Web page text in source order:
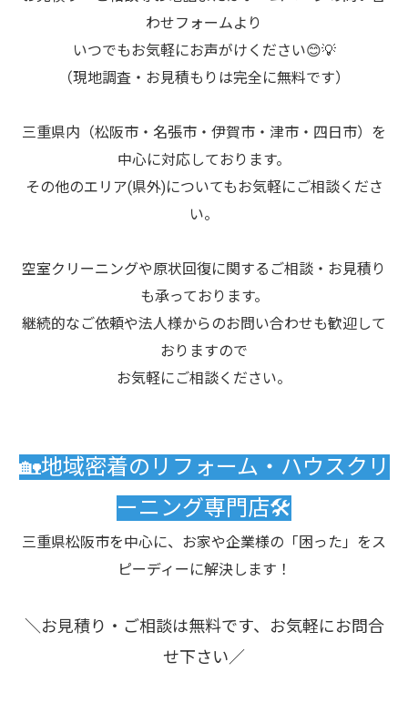
わせフォームより
いつでもお気軽にお声がけください😊💡
（現地調査・お見積もりは完全に無料です）
三重県内（松阪市・名張市・伊賀市・津市・四日市）を
中心に対応しております。
その他のエリア(県外)についてもお気軽にご相談くださ
い。
空室クリーニングや原状回復に関するご相談・お見積り
も承っております。
継続的なご依頼や法人様からのお問い合わせも歓迎して
おりますので
お気軽にご相談ください。
🏡地域密着のリフォーム・ハウスクリ
ーニング専門店🛠️
三重県松阪市を中心に、お家や企業様の「困った」をス
ピーディーに解決します！
＼お見積り・ご相談は無料です、お気軽にお問合
せ下さい／